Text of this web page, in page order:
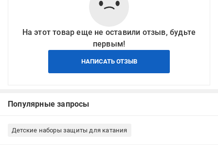
На этот товар еще не оставили отзыв, будьте
первым!
НАПИСАТЬ ОТЗЫВ
Популярные запросы
Детские наборы защиты для катания